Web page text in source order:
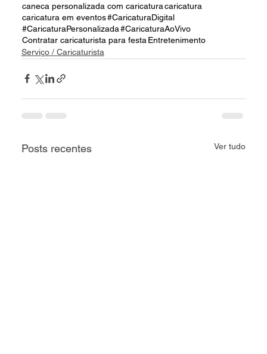
caneca personalizada com caricaturacaricatura
caricatura em eventos#CaricaturaDigital
#CaricaturaPersonalizada#CaricaturaAoVivo
Contratar caricaturista para festa Entretenimento
Serviço / Caricaturista
Posts recentes Ver tudo